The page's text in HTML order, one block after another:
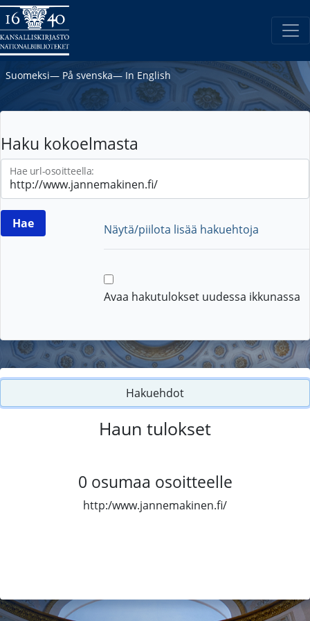
Suomeksi― På svenska― In English
Haku kokoelmasta
Hae url-osoitteella:
Näytä/piilota lisää hakuehtoja
Avaa hakutulokset uudessa ikkunassa
Hakuehdot
Haun tulokset
0 osumaa osoitteelle
http:/www.jannemakinen.fi/